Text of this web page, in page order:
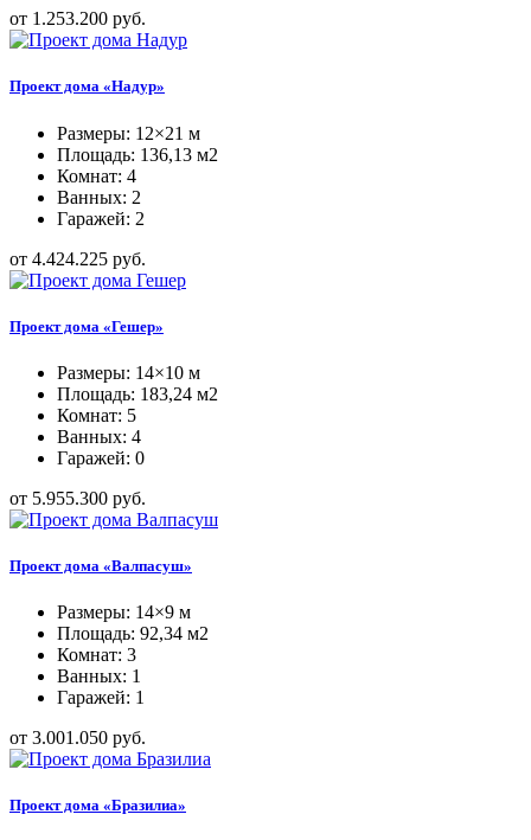
от 1.253.200 руб.
Проект дома «Надур»
Размеры: 12×21 м
Площадь: 136,13 м2
Комнат: 4
Ванных: 2
Гаражей: 2
от 4.424.225 руб.
Проект дома «Гешер»
Размеры: 14×10 м
Площадь: 183,24 м2
Комнат: 5
Ванных: 4
Гаражей: 0
от 5.955.300 руб.
Проект дома «Валпасуш»
Размеры: 14×9 м
Площадь: 92,34 м2
Комнат: 3
Ванных: 1
Гаражей: 1
от 3.001.050 руб.
Проект дома «Бразилиа»